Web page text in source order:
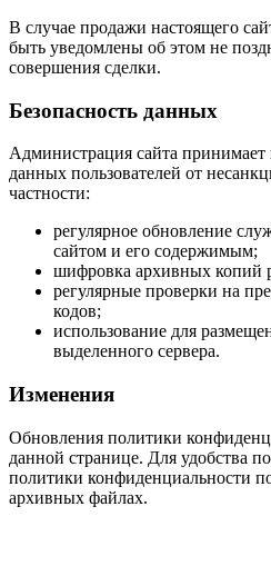
В случае продажи настоящего
быть уведомлены об этом не
совершения сделки.
Безопасность данных
Администрация сайта
данных пользователей от
частности:
регулярное обновление
сайтом и его содержимым;
шифровка архивных копий
регулярные проверки на
кодов;
использование для
выделенного сервера.
Изменения
Обновления политики
данной странице. Для удобства
политики конфиденциальности
архивных файлах.